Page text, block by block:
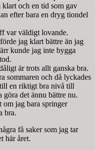
klart och en tid som gav
efter bara en dryg tiondel
var väldigt lovande.
jag klart bättre än jag
kunde jag inte bygga
är trots allt ganska bra.
sommaren och då lyckades
en riktigt bra nivå till
göra det ännu bättre nu.
jag bara springer
bra.
få saker som jag tar
här året.